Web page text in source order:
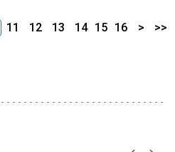
11 12 13 14 15 16 > >>